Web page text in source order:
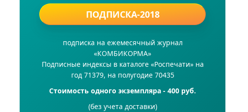
ПОДПИСКА-2018
подписка на ежемесячный журнал
«КОМБИКОРМА»
Подписные индексы в каталоге «Роспечати» на
год 71379, на полугодие 70435
Стоимость одного экземпляра - 400 руб.
(без учета доставки)